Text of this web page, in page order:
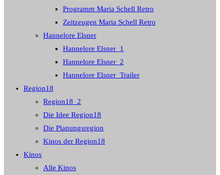
Programm Maria Schell Retro
Zeitzeugen Maria Schell Retro
Hannelore Elsner
Hannelore Elsner_1
Hannelore Elsner_2
Hannelore Elsner_Trailer
Region18
Region18_2
Die Idee Region18
Die Planungsregion
Kinos der Region18
Kinos
Alle Kinos